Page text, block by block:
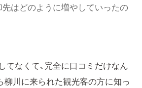
先はどのように増やしていったの
てなくて、完全に口コミだけなん
柳川に来られた観光客の方に知っ